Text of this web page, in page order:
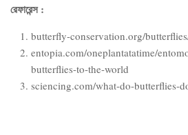
রেফারেন্স :
butterfly-conservation.org/
entopia.com/oneplantatatime/
butterflies-to-the-world
sciencing.com/what-do-butterflies-